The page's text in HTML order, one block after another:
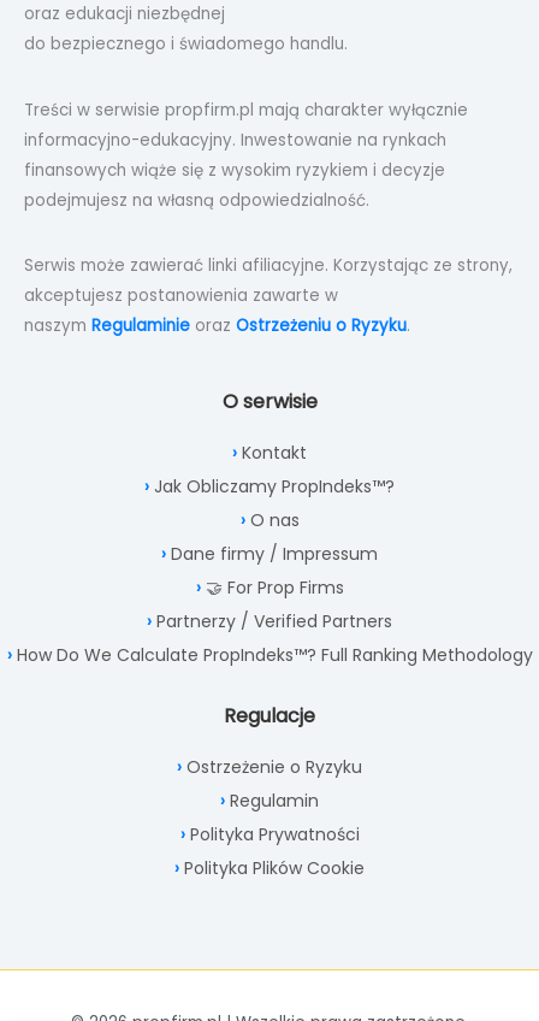
oraz edukacji niezbędnej
do bezpiecznego i świadomego handlu.
Treści w serwisie propfirm.pl mają charakter wyłącznie
informacyjno-edukacyjny. Inwestowanie na rynkach
finansowych wiąże się z wysokim ryzykiem i decyzje
podejmujesz na własną odpowiedzialność.
Serwis może zawierać linki afiliacyjne. Korzystając ze strony,
akceptujesz postanowienia zawarte w
naszym Regulaminie oraz Ostrzeżeniu o Ryzyku.
O serwisie
Kontakt
Jak Obliczamy PropIndeks™?
O nas
Dane firmy / Impressum
🤝 For Prop Firms
Partnerzy / Verified Partners
How Do We Calculate PropIndeks™? Full Ranking Methodology
Regulacje
Ostrzeżenie o Ryzyku
Regulamin
Polityka Prywatności
Polityka Plików Cookie